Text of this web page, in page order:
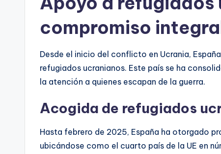
compromiso
Desde el inicio del conflicto en Ucrania,
refugiados ucranianos. Este país se ha
la atención a quienes escapan de la guerra.
Acogida de refugiados
Hasta febrero de 2025, España ha otorgado
ubicándose como el cuarto país de la UE en